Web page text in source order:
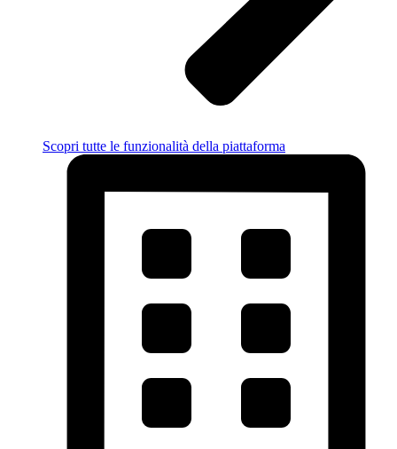
Scopri tutte le funzionalità della piattaforma